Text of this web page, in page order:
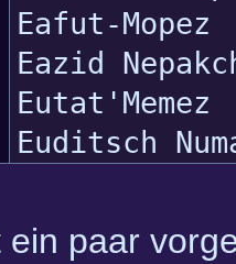
Eafut-Mopez
Eazid
Eutat'Memez
Euditsch
ein paar